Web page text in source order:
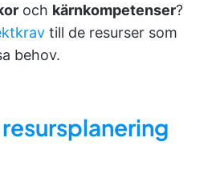
och kärnkompetenser?
till de resurser som
behov.
resursplanering